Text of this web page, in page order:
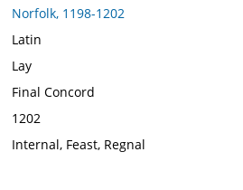
Norfolk, 1198-1202
Latin
Lay
Final Concord
1202
Internal, Feast, Regnal